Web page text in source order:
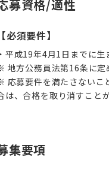
募資格/適性
【必須要件】
・平成19年4月1日までに生
地方公務員法第16条に定
応募要件を満たさないこ
は、合格を取り消すこと
集要項